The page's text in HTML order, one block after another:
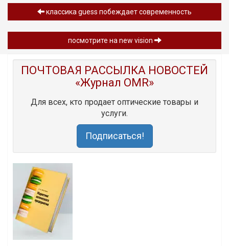
классика guess побеждает современность
посмотрите на new vision
ПОЧТОВАЯ РАССЫЛКА НОВОСТЕЙ
«Журнал OMR»
Для всех, кто продает оптические товары и
услуги.
Подписаться!